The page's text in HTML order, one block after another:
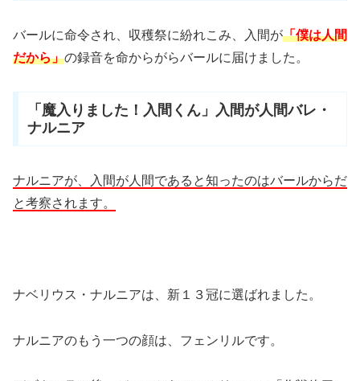
バールに命令され、収穫祭に紛れこみ、入間が「僕は人間
だから」の録音を命からがらバールに届けました。
「魔入りました！入間くん」入間が人間バレ・
ナルニア
ナルニアが、入間が人間であると知ったのはバールからだ
と考察されます。
ナベリウス・ナルニアは、新１３冠に選ばれました。
ナルニアのもう一つの顔は、フェンリルです。